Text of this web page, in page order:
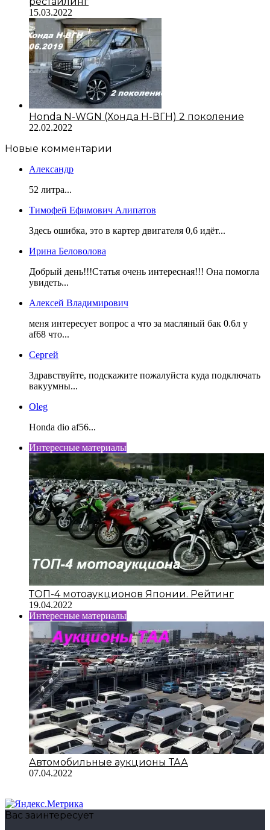
15.03.2022
Honda N-WGN (Хонда Н-ВГН) 2 поколение
22.02.2022
Новые комментарии
Александр
52 литра...
Тимофей Ефимович Алипатов
Здесь ошибка, это в картер двигателя 0,6 идёт...
Ирина Беловолова
Добрый день!!!Статья очень интересная!!! Она помогла
увидеть...
Алексей Владимирович
меня интересует вопрос а что за масляный бак 0.6л у
af68 что...
Сергей
Здравствуйте, подскажите пожалуйста куда подключать
вакуумны...
Oleg
Honda dio af56...
Интересные материалы
ТОП-4 мотоаукционов Японии. Рейтинг
19.04.2022
Интересные материалы
Автомобильные аукционы ТАА
07.04.2022
Вас заинтересует